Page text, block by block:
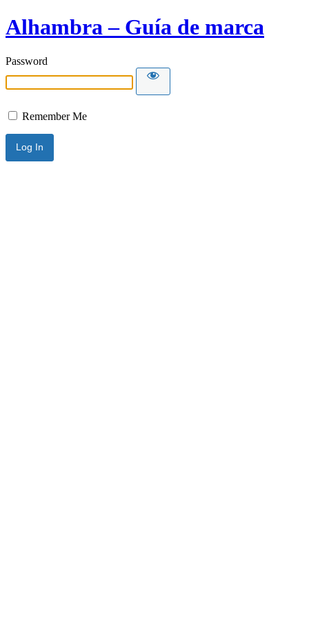
Alhambra – Guía de marca
Password
Remember Me